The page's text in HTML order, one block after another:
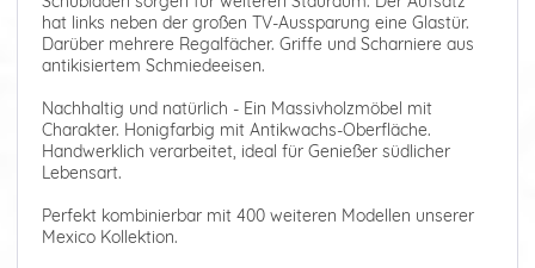
hat links neben der großen TV-Aussparung eine Glastür.
Darüber mehrere Regalfächer. Griffe und Scharniere aus
antikisiertem Schmiedeeisen.
Nachhaltig und natürlich - Ein Massivholzmöbel mit
Charakter. Honigfarbig mit Antikwachs-Oberfläche.
Handwerklich verarbeitet, ideal für Genießer südlicher
Lebensart.
Perfekt kombinierbar mit 400 weiteren Modellen unserer
Mexico Kollektion.